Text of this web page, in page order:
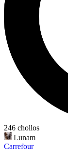
246 chollos
Lunam
Carrefour